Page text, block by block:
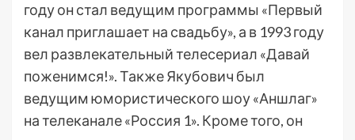
году он стал ведущим программы «Первый
канал приглашает на свадьбу», а в 1993 году
вел развлекательный телесериал «Давай
поженимся!». Также Якубович был
ведущим юмористического шоу «Аншлаг»
на телеканале «Россия 1». Кроме того, он